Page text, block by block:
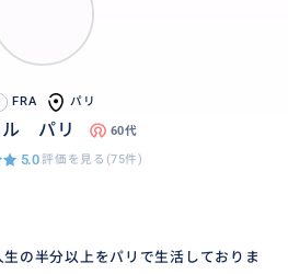
FRA パリ
ル パリ 60代
5.0評価を見る(75件)
の半分以上をパリで生活しておりま